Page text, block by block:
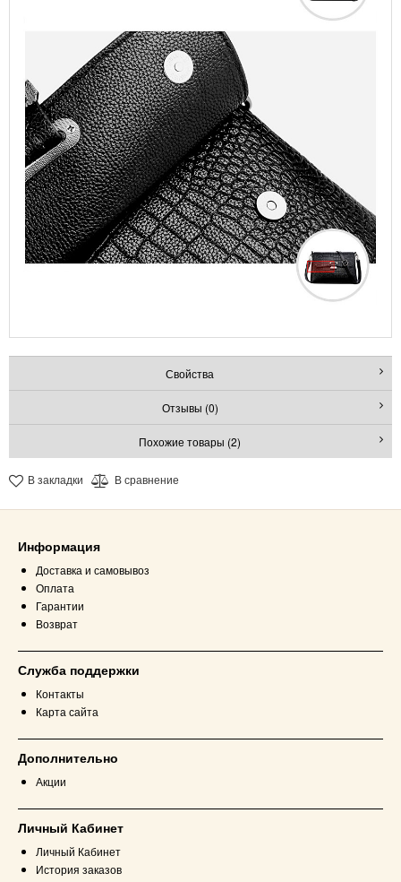
Свойства
Отзывы (0)
Похожие товары (2)
В закладки В сравнение
Информация
Доставка и самовывоз
Оплата
Гарантии
Возврат
Служба поддержки
Контакты
Карта сайта
Дополнительно
Акции
Личный Кабинет
Личный Кабинет
История заказов